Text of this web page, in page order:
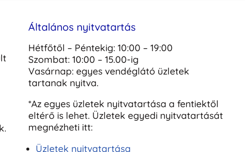
Általános nyitvatartás
Hétfőtől – Péntekig: 10:00 – 19:00
Szombat: 10:00 – 15.00-ig
Vasárnap: egyes vendéglátó üzletek
tartanak nyitva.
*Az egyes üzletek nyitvatartása a fentiektől
eltérő is lehet. Üzletek egyedi nyitvatartását
megnézheti itt:
Üzletek nyitvatartása